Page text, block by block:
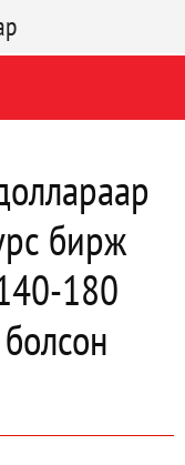
бирж
180